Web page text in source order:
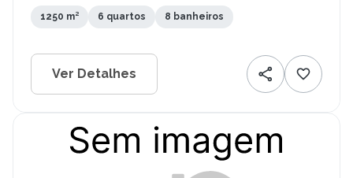
1250 m² 6 quartos 8 banheiros
Ver Detalhes